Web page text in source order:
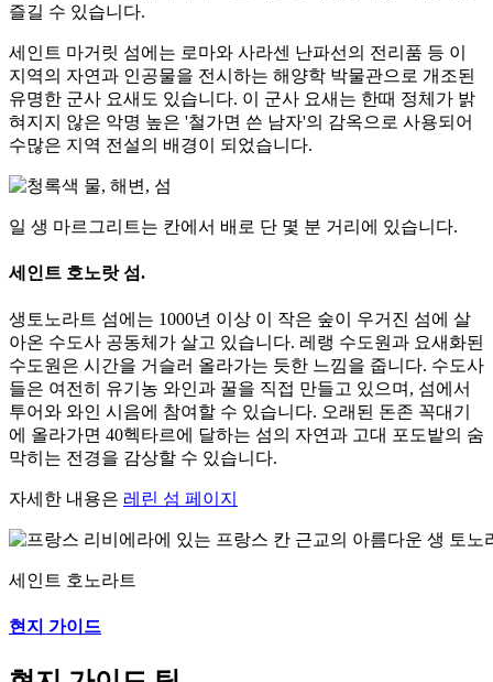
즐길 수 있습니다.
세인트 마거릿 섬에는 로마와 사라센 난파선의 전리품 등 이
지역의 자연과 인공물을 전시하는 해양학 박물관으로 개조된
유명한 군사 요새도 있습니다. 이 군사 요새는 한때 정체가 밝
혀지지 않은 악명 높은 '철가면 쓴 남자'의 감옥으로 사용되어
수많은 지역 전설의 배경이 되었습니다.
일 생 마르그리트는 칸에서 배로 단 몇 분 거리에 있습니다.
세인트 호노랏 섬.
생토노라트 섬에는 1000년 이상 이 작은 숲이 우거진 섬에 살
아온 수도사 공동체가 살고 있습니다. 레랭 수도원과 요새화된
수도원은 시간을 거슬러 올라가는 듯한 느낌을 줍니다. 수도사
들은 여전히 유기농 와인과 꿀을 직접 만들고 있으며, 섬에서
투어와 와인 시음에 참여할 수 있습니다. 오래된 돈존 꼭대기
에 올라가면 40헥타르에 달하는 섬의 자연과 고대 포도밭의 숨
막히는 전경을 감상할 수 있습니다.
자세한 내용은 레린 섬 페이지
세인트 호노라트
현지 가이드